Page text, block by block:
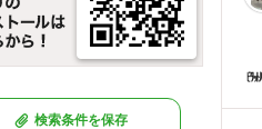
検索条件を保存